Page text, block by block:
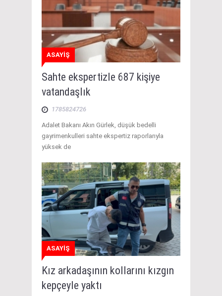
ASAYİŞ
Sahte ekspertizle 687 kişiye
vatandaşlık
1785824726
Adalet Bakanı Akın Gürlek, düşük bedelli
gayrimenkulleri sahte ekspertiz raporlarıyla
yüksek de
ASAYİŞ
Kız arkadaşının kollarını kızgın
kepçeyle yaktı